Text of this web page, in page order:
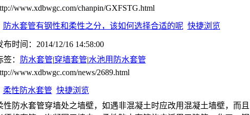
www.xdbwgc.com/chanpin/GXFSTG.html
防水套管有钢性和柔性之分，该如何选择合适的呢 快捷浏览
布时间：2014/12/16 14:58:00
签：
防水套管|穿墙套管|水池用防水套管
www.xdbwgc.com/news/2689.html
柔性防水套管 快捷浏览
性防水套管穿墙处之墙壁，如遇非混凝土时应改用混凝土墙壁，而且